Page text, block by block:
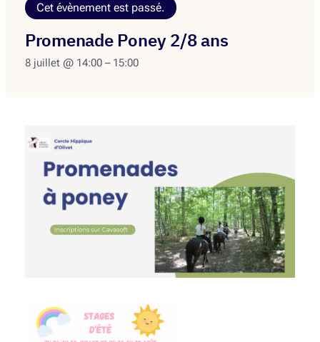
Cet évènement est passé.
Promenade Poney 2/8 ans
8 juillet @ 14:00– 15:00